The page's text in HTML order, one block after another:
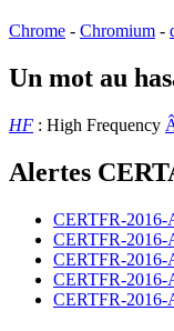
Chrome - Chromium -
Un mot au
HF : High Frequency
Alertes
CERTFR-2016-
CERTFR-2016-
CERTFR-2016-
CERTFR-2016-
CERTFR-2016-